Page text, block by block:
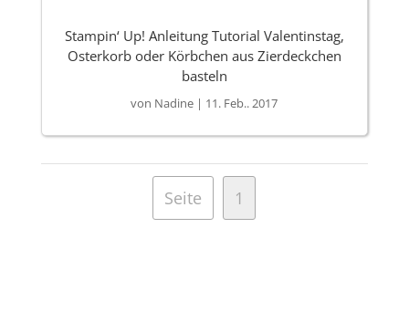
Stampin‘ Up! Anleitung Tutorial Valentinstag,
Osterkorb oder Körbchen aus Zierdeckchen
basteln
von Nadine | 11. Feb.. 2017
Seite 1